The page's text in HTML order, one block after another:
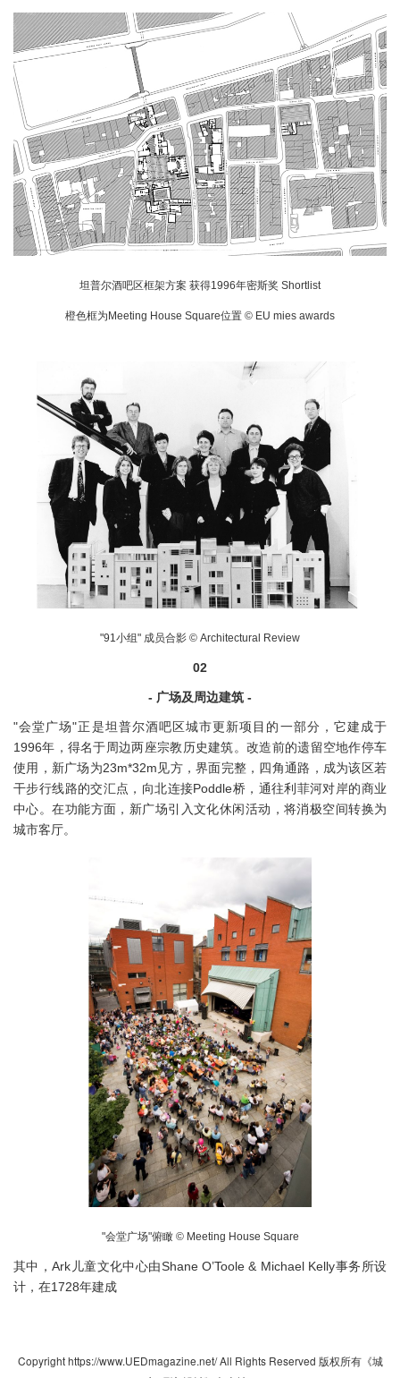
坦普尔酒吧区框架方案 获得1996年密斯奖 Shortlist
橙色框为Meeting House Square位置 © EU mies awards
"91小组" 成员合影 © Architectural Review
02
- 广场及周边建筑 -
"会堂广场"正是坦普尔酒吧区城市更新项目的一部分，它建成于
1996年，得名于周边两座宗教历史建筑。改造前的遗留空地作停车
使用，新广场为23m*32m见方，界面完整，四角通路，成为该区若
干步行线路的交汇点，向北连接Poddle桥，通往利菲河对岸的商业
中心。在功能方面，新广场引入文化休闲活动，将消极空间转换为
城市客厅。
"会堂广场"俯瞰 © Meeting House Square
其中，Ark儿童文化中心由Shane O’Toole & Michael Kelly事务所设
计，在1728年建成
Copyright https://www.UEDmagazine.net/ All Rights Reserved 版权所有《城